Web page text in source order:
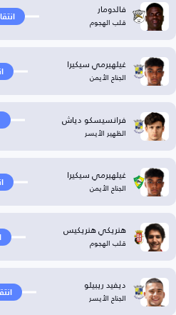
فالدومار
قلب الهجوم
غيلهيرمي سيكيرا
الجناح الأيمن
فرانسيسكو دياش
الظهير الأيسر
غيلهيرمي سيكيرا
الجناح الأيمن
هنريكي هنريكيس
قلب الهجوم
ديفيد ريبيلو
الجناح الأيسر